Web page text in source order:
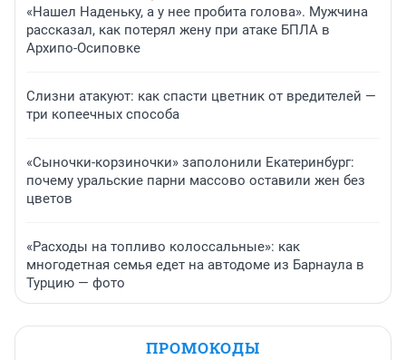
«Нашел Наденьку, а у нее пробита голова». Мужчина
рассказал, как потерял жену при атаке БПЛА в
Архипо-Осиповке
Слизни атакуют: как спасти цветник от вредителей —
три копеечных способа
«Сыночки-корзиночки» заполонили Екатеринбург:
почему уральские парни массово оставили жен без
цветов
«Расходы на топливо колоссальные»: как
многодетная семья едет на автодоме из Барнаула в
Турцию — фото
ПРОМОКОДЫ